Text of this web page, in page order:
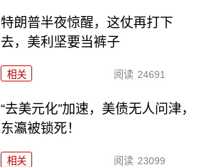
特朗普半夜惊醒，这仗再打下
去，美利坚要当裤子
相关 阅读 24691
“去美元化”加速，美债无人问津，
东瀛被锁死！
相关 阅读 23099